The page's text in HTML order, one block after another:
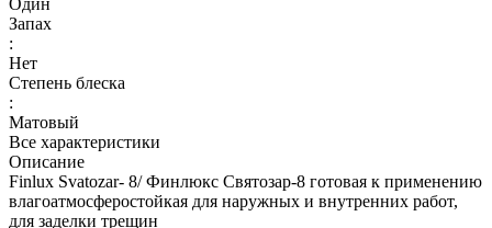
Запах
:
Нет
Степень блеска
:
Матовый
Все характеристики
Описание
Finlux Svatozar- 8/ Финлюкс Святозар-8 готовая к применению
влагоатмосферостойкая для наружных и внутренних работ,
для заделки трещин